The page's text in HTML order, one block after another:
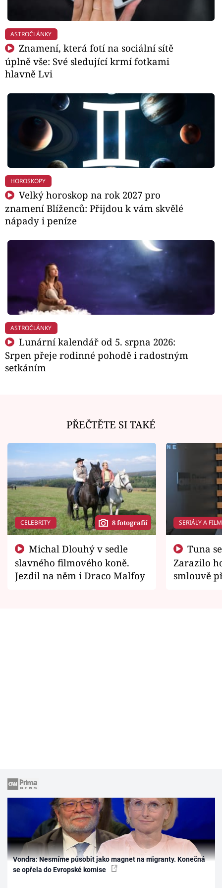
ASTROČLÁNKY
Znamení, která fotí na sociální sítě
úplně vše: Své sledující krmí fotkami
hlavně Lvi
HOROSKOPY
Velký horoskop na rok 2027 pro
znamení Blíženců: Přijdou k vám skvělé
nápady i peníze
ASTROČLÁNKY
Lunární kalendář od 5. srpna 2026:
Srpen přeje rodinné pohodě i radostným
setkáním
PŘEČTĚTE SI TAKÉ
CELEBRITY 8 fotografií
slavného filmového koně.
Jezdil na něm i Draco Malfoy
SERIÁLY A
Zarazilo
smlouvě
Vondra: Nesmíme působit jako magnet na migranty. Konečná
se opřela do Evropské komise